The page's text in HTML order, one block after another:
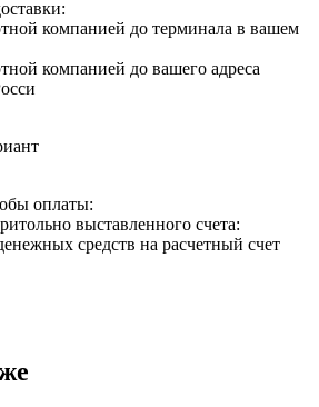
компанией до терминала в вашем
компанией до вашего адреса
оплаты:
выставленного счета:
средств на расчетный счет